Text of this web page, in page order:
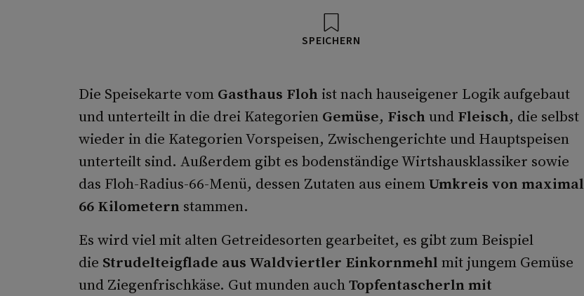
SPEICHERN
Die Speisekarte vom Gasthaus Flohist nach hauseigener Logik aufgebaut
und unterteilt in die drei Kategorien Gemüse, Fischund Fleisch, die selbst
wieder in die Kategorien Vorspeisen, Zwischengerichte und Hauptspeisen
unterteilt sind. Außerdem gibt es bodenständige Wirtshausklassiker sowie
das Floh-Radius-66-Menü, dessen Zutaten aus einemUmkreis von maximal
66 Kilometernstammen.
Es wird viel mit alten Getreidesorten gearbeitet, es gibt zum Beispiel
die Strudelteigflade aus Waldviertler Einkornmehl mit jungem Gemüse
und Ziegenfrischkäse. Gut munden auchTopfentascherln mit